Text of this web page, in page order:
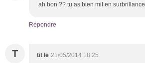
ah bon ?? tu as bien mit en surbrillance
Répondre
T tit le 21/05/2014 18:25